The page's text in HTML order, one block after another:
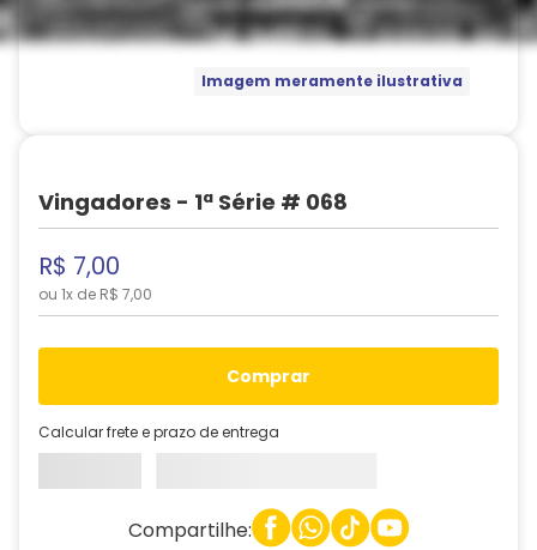
Imagem meramente ilustrativa
Vingadores - 1ª Série # 068
R$ 7,00
ou 1x de R$ 7,00
comprar
Calcular frete e prazo de entrega
Compartilhe: